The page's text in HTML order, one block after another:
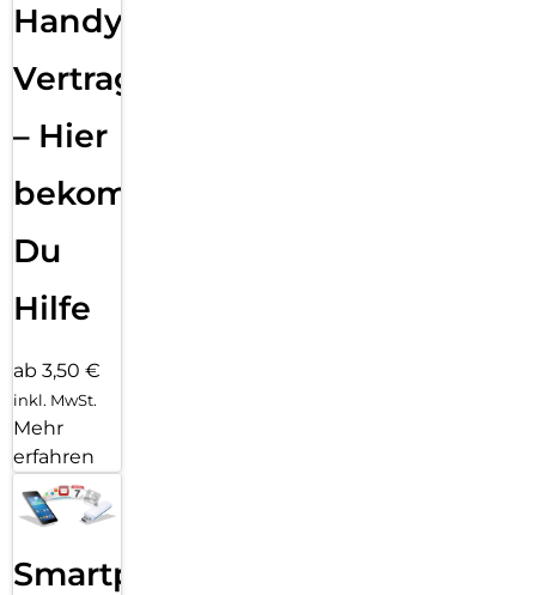
Handy
Vertragsabwicklung
– Hier
bekommst
Du
Hilfe
ab 3,50 €
inkl. MwSt.
Mehr
erfahren
Smartphone